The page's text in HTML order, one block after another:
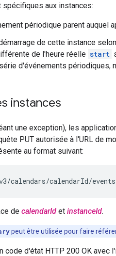
spécifiques aux instances:
périodique parent auquel
de cette instance
de l'heure réelle start
d'événements
instances
une exception), les
PUT autorisée à l'URL de
au format suivant:
de calendarId et instanceId.
peut être utilisée pour faire
code d'état HTTP 200 OK